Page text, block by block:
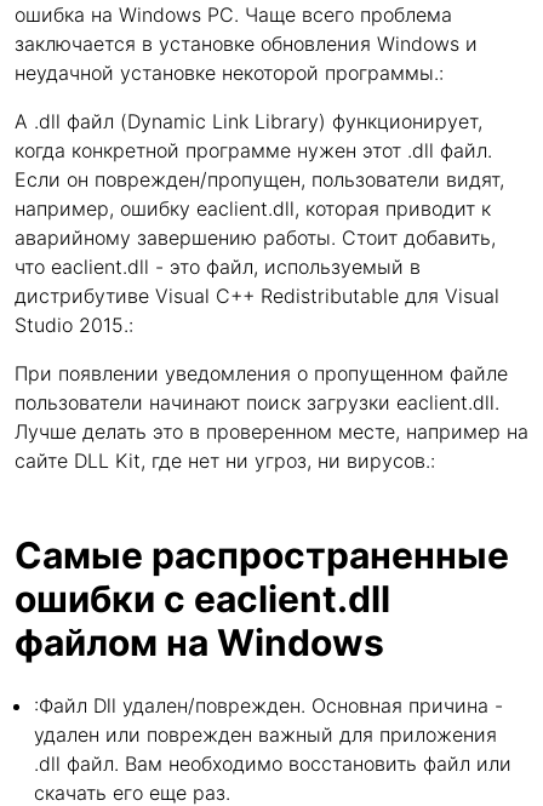
ошибка на Windows PC. Чаще всего проблема
заключается в установке обновления Windows и
неудачной установке некоторой программы.:
A .dll файл (Dynamic Link Library) функционирует,
когда конкретной программе нужен этот .dll файл.
Если он поврежден/пропущен, пользователи видят,
например, ошибку eaclient.dll, которая приводит к
аварийному завершению работы. Стоит добавить,
что eaclient.dll - это файл, используемый в
дистрибутиве Visual C++ Redistributable для Visual
Studio 2015.:
При появлении уведомления о пропущенном файле
пользователи начинают поиск загрузки eaclient.dll.
Лучше делать это в проверенном месте, например на
сайте DLL Kit, где нет ни угроз, ни вирусов.:
Самые распространенные
ошибки с eaclient.dll
файлом на Windows
:Файл Dll удален/поврежден. Основная причина -
удален или поврежден важный для приложения
.dll файл. Вам необходимо восстановить файл или
скачать его еще раз.